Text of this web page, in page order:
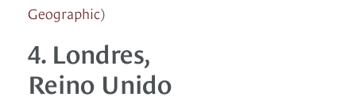
Geographic)
4. Londres,
Reino Unido